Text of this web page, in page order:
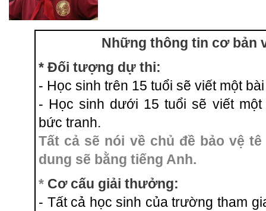
Những thông tin cơ bản
* Đối tượng dự thi:
- Học sinh trên 15 tuổi sẽ viết một
- Học sinh dưới 15 tuổi sẽ viết
bức tranh.
Tất cả sẽ nói về chủ đề bảo vệ
dung sẽ bằng tiếng Anh.
* Cơ cấu giải thưởng:
- Tất cả học sinh của trường tham